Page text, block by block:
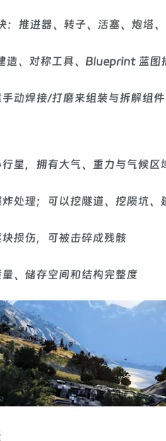
：推进器、转子、活塞、炮塔
造、对称工具、Blueprint 蓝图
动焊接/打磨来组装与拆解组件
星，拥有大气、重力与气候区
处理；可以挖隧道、挖陨坑、
损伤，可被击碎成残骸
、储存空间和结构完整度